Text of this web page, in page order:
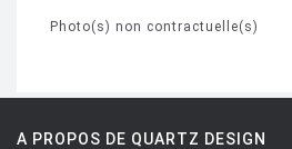
Photo(s) non contractuelle(s)
A PROPOS DE QUARTZ DESIGN